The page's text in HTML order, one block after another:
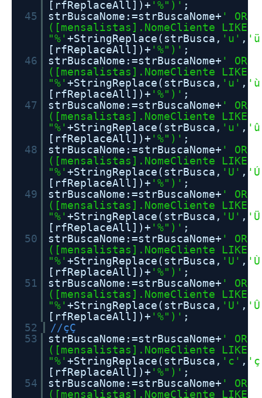
[rfReplaceAll])+ '%")' ;
45
strBuscaNome:=strBuscaNome+ ' OR
([mensalistas].NomeCliente LIKE
"%'+StringReplace(strBusca, 'u' ,
[rfReplaceAll])+ '%")' ;
46
strBuscaNome:=strBuscaNome+ ' OR
([mensalistas].NomeCliente LIKE
"%'+StringReplace(strBusca, 'u' ,
[rfReplaceAll])+ '%")' ;
47
strBuscaNome:=strBuscaNome+ ' OR
([mensalistas].NomeCliente LIKE
"%'+StringReplace(strBusca, 'u' ,
[rfReplaceAll])+ '%")' ;
48
strBuscaNome:=strBuscaNome+ ' OR
([mensalistas].NomeCliente LIKE
"%'+StringReplace(strBusca, 'U' ,
[rfReplaceAll])+ '%")' ;
49
strBuscaNome:=strBuscaNome+ ' OR
([mensalistas].NomeCliente LIKE
"%'+StringReplace(strBusca, 'U' ,
[rfReplaceAll])+ '%")' ;
50
strBuscaNome:=strBuscaNome+ ' OR
([mensalistas].NomeCliente LIKE
"%'+StringReplace(strBusca, 'U' ,
[rfReplaceAll])+ '%")' ;
51
strBuscaNome:=strBuscaNome+ ' OR
([mensalistas].NomeCliente LIKE
"%'+StringReplace(strBusca, 'U' ,
[rfReplaceAll])+ '%")' ;
52
//çÇ
53
strBuscaNome:=strBuscaNome+ ' OR
([mensalistas].NomeCliente LIKE
"%'+StringReplace(strBusca, 'c' ,
[rfReplaceAll])+ '%")' ;
54
strBuscaNome:=strBuscaNome+ ' OR
([mensalistas].NomeCliente LIKE